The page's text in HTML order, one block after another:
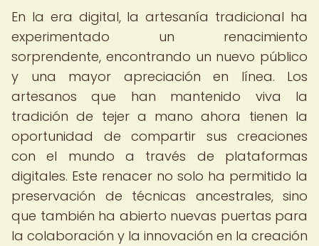
En la era digital, la artesanía tradicional ha
experimentado un renacimiento
sorprendente, encontrando un nuevo público
y una mayor apreciación en línea. Los
artesanos que han mantenido viva la
tradición de tejer a mano ahora tienen la
oportunidad de compartir sus creaciones
con el mundo a través de plataformas
digitales. Este renacer no solo ha permitido la
preservación de técnicas ancestrales, sino
que también ha abierto nuevas puertas para
la colaboración y la innovación en la creación